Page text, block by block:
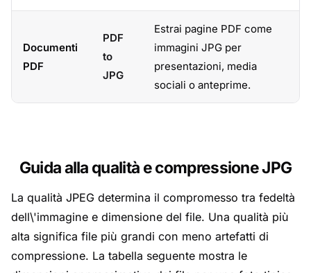
Documenti
PDF
PDF
to
JPG
Estrai pagine PDF come
immagini JPG per
presentazioni, media
sociali o anteprime.
Guida alla qualità e compressione JPG
La qualità JPEG determina il compromesso tra fedeltà
dell\'immagine e dimensione del file. Una qualità più
alta significa file più grandi con meno artefatti di
compressione. La tabella seguente mostra le